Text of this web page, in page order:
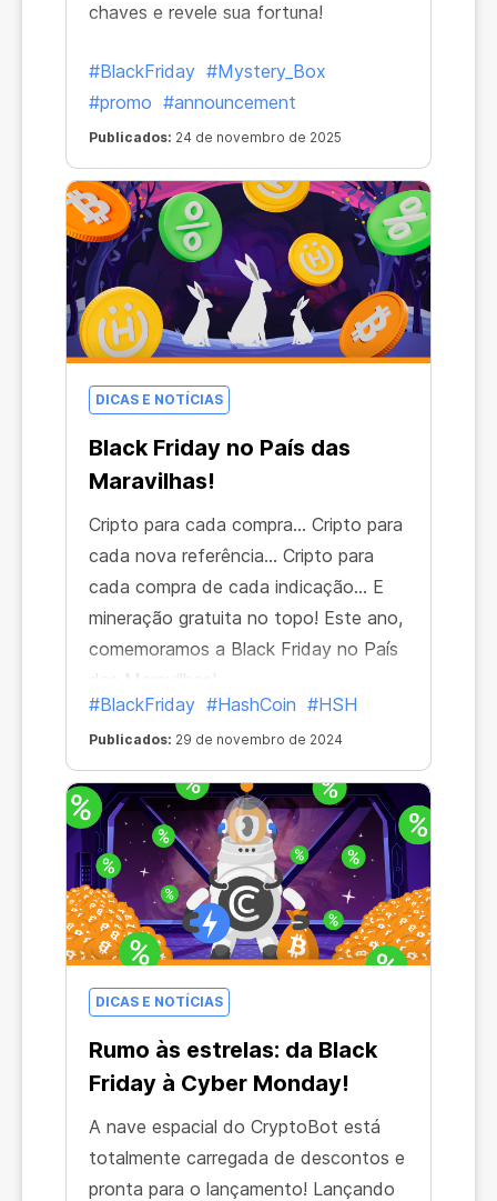
chaves e revele sua fortuna!
#BlackFriday #Mystery_Box
#promo #announcement
Publicados: 24 de novembro de 2025
DICAS E NOTÍCIAS
Black Friday no País das
Maravilhas!
Cripto para cada compra... Cripto para
cada nova referência... Cripto para
cada compra de cada indicação... E
mineração gratuita no topo! Este ano,
comemoramos a Black Friday no País
das Maravilhas!
#BlackFriday #HashCoin #HSH
Publicados: 29 de novembro de 2024
DICAS E NOTÍCIAS
Rumo às estrelas: da Black
Friday à Cyber Monday!
A nave espacial do CryptoBot está
totalmente carregada de descontos e
pronta para o lançamento! Lançando